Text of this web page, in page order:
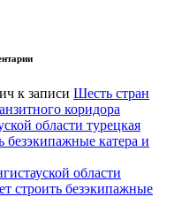
к записи Шесть стран
коридора
области турецкая
безэкипажные катера и
области
строить безэкипажные